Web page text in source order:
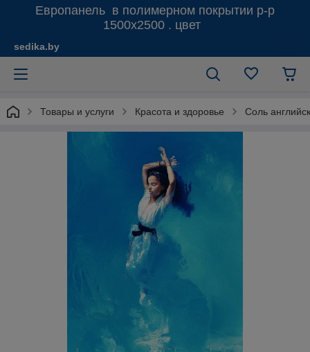
Европанель в полимерном покрытии р-р
1500х2500 . цвет
sedika.by
Товары и услуги Красота и здоровье Соль